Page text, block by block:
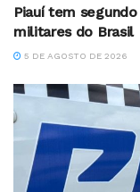
Piauí tem
militares do Brasil
5 DE AGOSTO DE 2026